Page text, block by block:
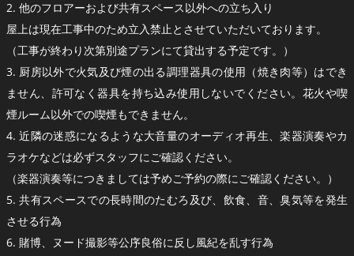
2. 他のフロアーおよび共有スペース以外への立ち入り
屋上は現在工事中のため立入禁止とさせていただいております。
（工事が終わり次第別途プランにて貸出する予定です。）
3. 厨房以外で火気及び煙の出る調理器具の使用（焼き肉等）はでき
ません、許可なく器具を持ち込み使用しないでください。花火や喫
煙ルーム以外での喫煙もできません。
4. 近隣の迷惑になるような大音量のオーディオ再生、楽器演奏やカ
ラオケなどは必ずスタッフにご確認ください。
（楽器演奏等につきましては予めご予約の際にご確認ください。）
5. 共有スペースでの長時間のたむろ及び、飲食、音、臭気等を発生
させる行為
6. 賭博、ヌード撮影等公序良俗に反し風紀を乱す行為